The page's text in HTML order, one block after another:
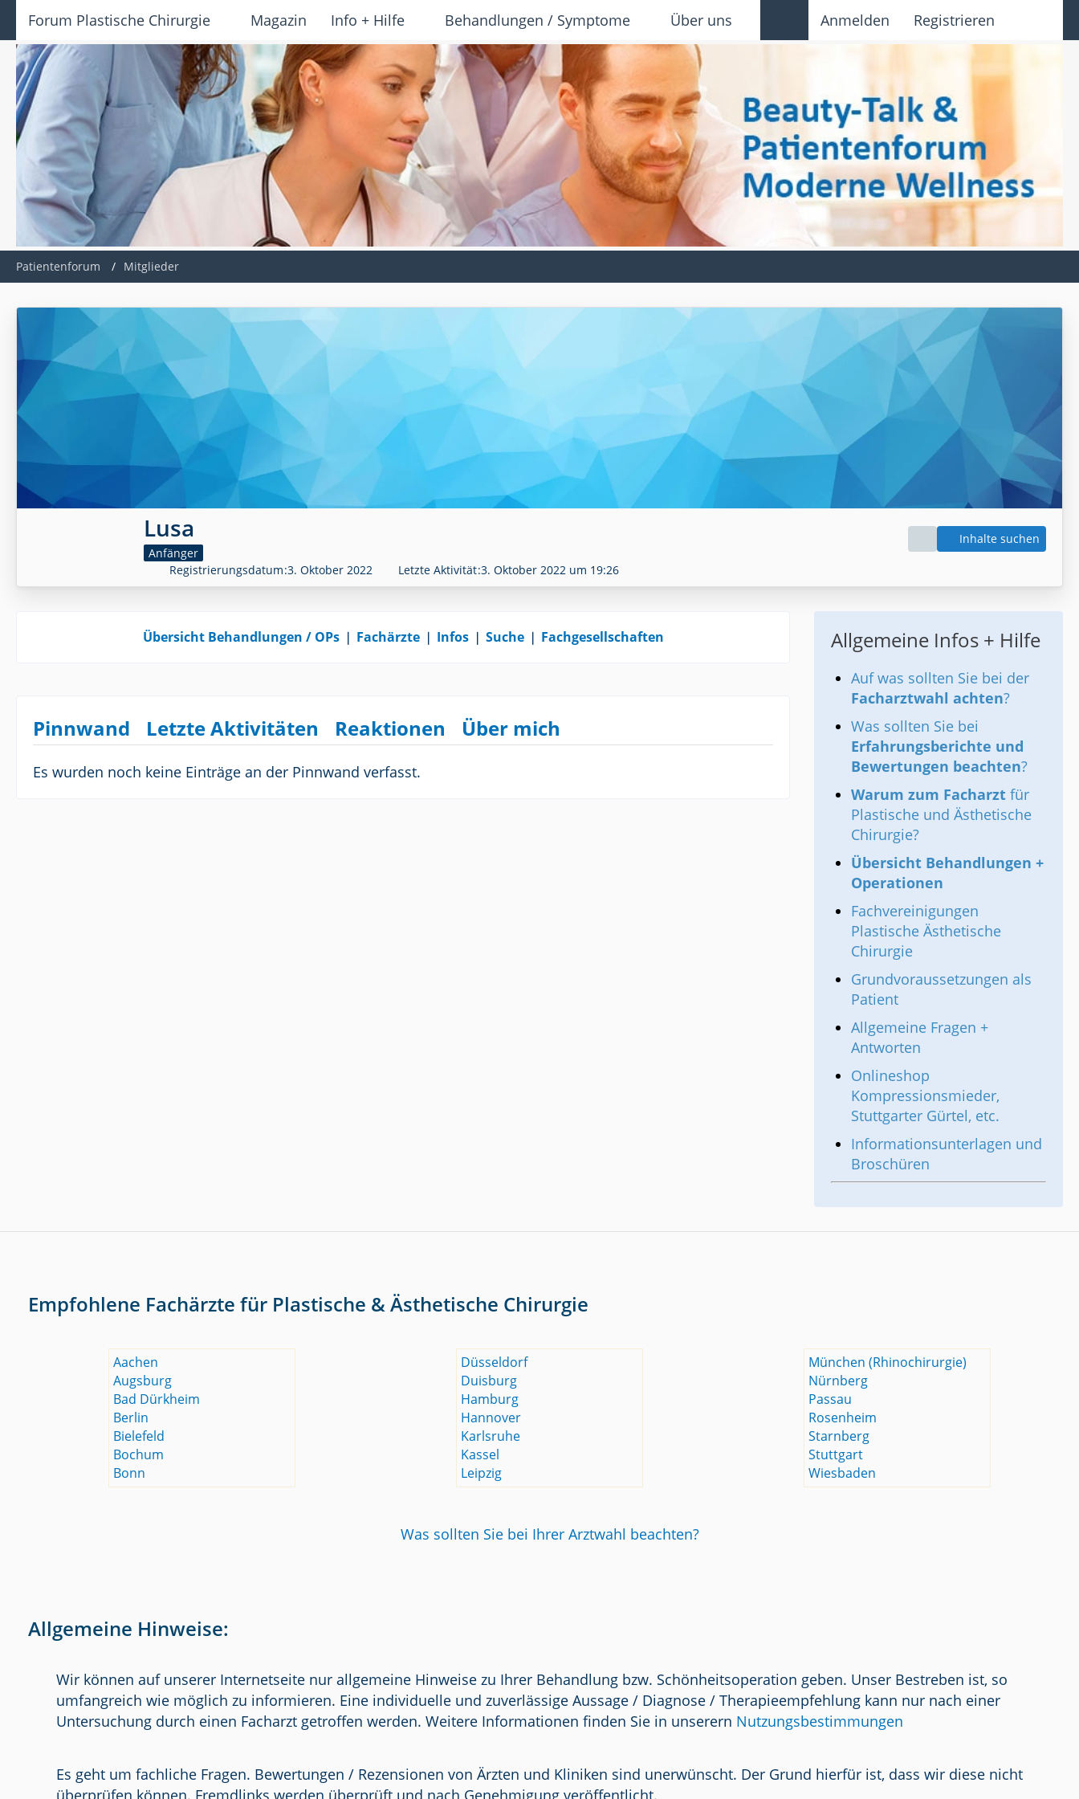
Forum Plastische Chirurgie Magazin Info + Hilfe Behandlungen / Symptome Über uns Anmelden Registrieren
Patientenforum Mitglieder
Lusa
Anfänger
Inhalte suchen
Registrierungsdatum 3. Oktober 2022 Letzte Aktivität 3. Oktober 2022 um 19:26
Übersicht Behandlungen / OPs❘ Fachärzte❘ Infos❘ Suche❘ Fachgesellschaften
Pinnwand Letzte Aktivitäten Reaktionen Über mich
Es wurden noch keine Einträge an der Pinnwand verfasst.
Allgemeine Infos + Hilfe
Auf was sollten Sie bei der
Facharztwahl achten?
Was sollten Sie bei
Erfahrungsberichte und
Bewertungen beachten?
Warum zum Facharzt für
Plastische und Ästhetische
Chirurgie?
Übersicht Behandlungen +
Operationen
Fachvereinigungen
Plastische Ästhetische
Chirurgie
Grundvoraussetzungen als
Patient
Allgemeine Fragen +
Antworten
Onlineshop
Kompressionsmieder,
Stuttgarter Gürtel, etc.
Informationsunterlagen und
Broschüren
Empfohlene Fachärzte für Plastische & Ästhetische Chirurgie
Aachen
Augsburg
Bad Dürkheim
Berlin
Bielefeld
Bochum
Bonn
Düsseldorf
Duisburg
Hamburg
Hannover
Karlsruhe
Kassel
Leipzig
München (Rhinochirurgie)
Nürnberg
Passau
Rosenheim
Starnberg
Stuttgart
Wiesbaden
Was sollten Sie bei Ihrer Arztwahl beachten?
Allgemeine Hinweise:
Wir können auf unserer Internetseite nur allgemeine Hinweise zu Ihrer Behandlung bzw. Schönheitsoperation geben. Unser Bestreben ist, so
umfangreich wie möglich zu informieren. Eine individuelle und zuverlässige Aussage / Diagnose / Therapieempfehlung kann nur nach einer
Untersuchung durch einen Facharzt getroffen werden. Weitere Informationen finden Sie in unserern Nutzungsbestimmungen
Es geht um fachliche Fragen. Bewertungen / Rezensionen von Ärzten und Kliniken sind unerwünscht. Der Grund hierfür ist, dass wir diese nicht
überprüfen können. Fremdlinks werden überprüft und nach Genehmigung veröffentlicht.